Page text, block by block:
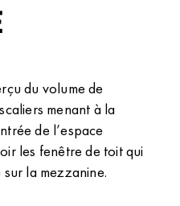
du volume de
menant à la
de l’espace
les fenêtre de toit qui
la mezzanine.